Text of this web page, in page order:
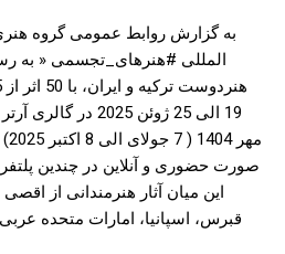
به گزارش روابط عمومی گروه
المللی #هنرهای_تجسمی « به
صورت حضوری و آنلاین در چندین
این میان آثار هنرمندانی از
قبرس، اسپانیا، امارات متحده